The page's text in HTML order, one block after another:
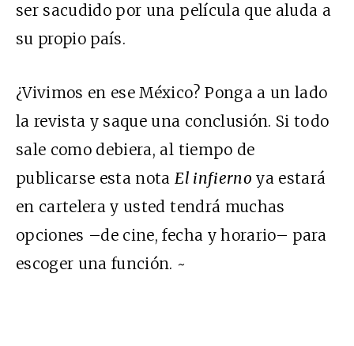
ser sacudido por una película que aluda a
su propio país.
¿Vivimos en ese México? Ponga a un lado
la revista y saque una conclusión. Si todo
sale como debiera, al tiempo de
publicarse esta notaEl infierno ya estará
en cartelera y usted tendrá muchas
opciones –de cine, fecha y horario– para
escoger una función. ~